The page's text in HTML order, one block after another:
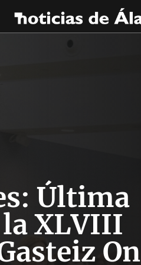
Última
XLVIII
On